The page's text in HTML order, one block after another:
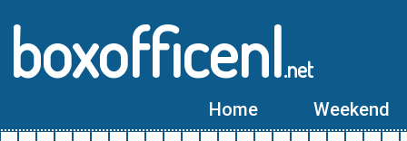
boxofficenl.net
Home Weekend